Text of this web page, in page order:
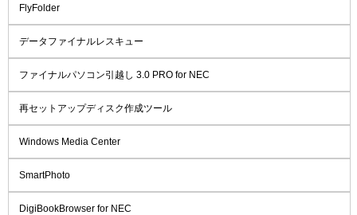
FlyFolder
データファイナルレスキュー
ファイナルパソコン引越し 3.0 PRO for NEC
再セットアップディスク作成ツール
Windows Media Center
SmartPhoto
DigiBookBrowser for NEC